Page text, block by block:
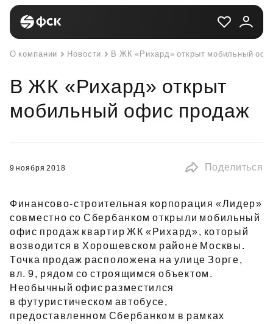
О компании Новости В ЖК «Рихард» открыт мобильный
В ЖК «Рихард» открыт
мобильный офис продаж
9 ноября 2018 Поделиться
Финансово‑строительная корпорация «Лидер»
совместно со Сбербанком открыли мобильный
офис продаж квартир ЖК «Рихард», который
возводится в Хорошевском районе Москвы.
Точка продаж расположена на улице Зорге,
вл. 9, рядом со строящимся объектом.
Необычный офис разместился
в футуристическом автобусе,
предоставленном Сбербанком в рамках